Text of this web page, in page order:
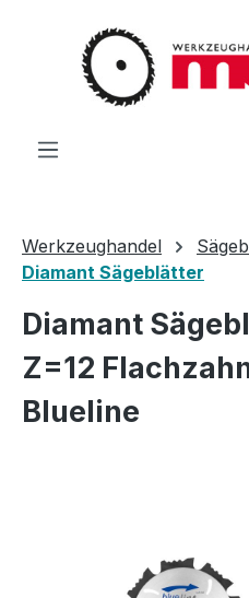
Zum Hauptinhalt springen
Werkzeughandel
Diamant Sägeblätter
Diamant
Z=12
Blueline